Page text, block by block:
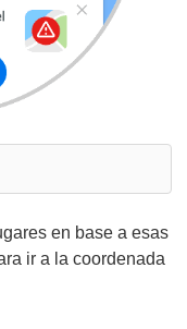
en base a esas
ir a la coordenada